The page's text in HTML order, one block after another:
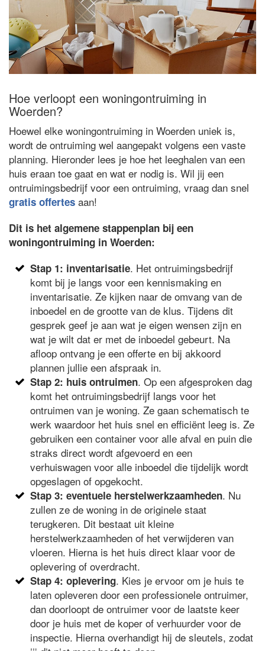
Hoe verloopt een woningontruiming in
Woerden?
Hoewel elke woningontruiming in Woerden uniek is,
wordt de ontruiming wel aangepakt volgens een vaste
planning. Hieronder lees je hoe het leeghalen van een
huis eraan toe gaat en wat er nodig is. Wil jij een
ontruimingsbedrijf voor een ontruiming, vraag dan snel
gratis offertes aan!
Dit is het algemene stappenplan bij een
woningontruiming in Woerden:
Stap 1: inventarisatie. Het ontruimingsbedrijf
komt bij je langs voor een kennismaking en
inventarisatie. Ze kijken naar de omvang van de
inboedel en de grootte van de klus. Tijdens dit
gesprek geef je aan wat je eigen wensen zijn en
wat je wilt dat er met de inboedel gebeurt. Na
afloop ontvang je een offerte en bij akkoord
plannen jullie een afspraak in.
Stap 2: huis ontruimen. Op een afgesproken dag
komt het ontruimingsbedrijf langs voor het
ontruimen van je woning. Ze gaan schematisch te
werk waardoor het huis snel en efficiënt leeg is. Ze
gebruiken een container voor alle afval en puin die
straks direct wordt afgevoerd en een
verhuiswagen voor alle inboedel die tijdelijk wordt
opgeslagen of opgekocht.
Stap 3: eventuele herstelwerkzaamheden. Nu
zullen ze de woning in de originele staat
terugkeren. Dit bestaat uit kleine
herstelwerkzaamheden of het verwijderen van
vloeren. Hierna is het huis direct klaar voor de
oplevering of overdracht.
Stap 4: oplevering. Kies je ervoor om je huis te
laten opleveren door een professionele ontruimer,
dan doorloopt de ontruimer voor de laatste keer
door je huis met de koper of verhuurder voor de
inspectie. Hierna overhandigt hij de sleutels, zodat